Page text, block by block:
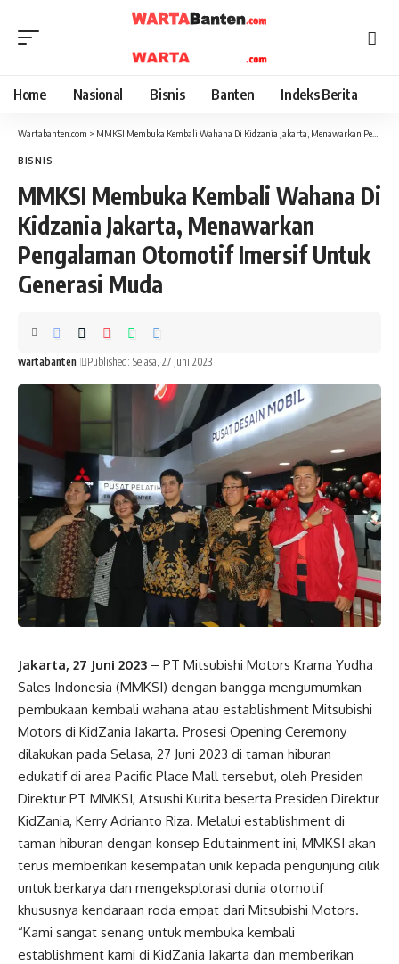
Home Nasional Bisnis Banten Indeks Berita
Wartabanten.com > MMKSI Membuka Kembali Wahana Di Kidzania Jakarta, Menawarkan Pengalaman Otomotif Imersif Untuk Generasi Muda
BISNIS
MMKSI Membuka Kembali Wahana Di
Kidzania Jakarta, Menawarkan
Pengalaman Otomotif Imersif Untuk
Generasi Muda
wartabanten Published: Selasa, 27 Juni 2023
Jakarta, 27 Juni 2023 – PT Mitsubishi Motors Krama Yudha
Sales Indonesia (MMKSI) dengan bangga mengumumkan
pembukaan kembali wahana atau establishment Mitsubishi
Motors di KidZania Jakarta. Prosesi Opening Ceremony
dilakukan pada Selasa, 27 Juni 2023 di taman hiburan
edukatif di area Pacific Place Mall tersebut, oleh Presiden
Direktur PT MMKSI, Atsushi Kurita beserta Presiden Direktur
KidZania, Kerry Adrianto Riza. Melalui establishment di
taman hiburan dengan konsep Edutainment ini, MMKSI akan
terus memberikan kesempatan unik kepada pengunjung cilik
untuk berkarya dan mengeksplorasi dunia otomotif
khususnya kendaraan roda empat dari Mitsubishi Motors.
“Kami sangat senang untuk membuka kembali
establishment kami di KidZania Jakarta dan memberikan